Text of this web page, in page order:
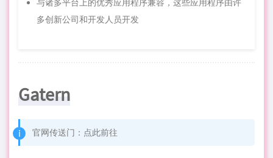
与诸多平台上的优秀应用程序兼容，这些应用程序由许
多创新公司和开发人员开发
Gatern
官网传送门： 点此前往